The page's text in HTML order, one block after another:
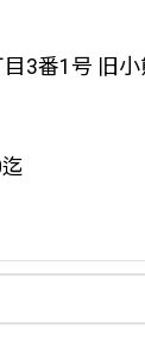
3番1号 旧